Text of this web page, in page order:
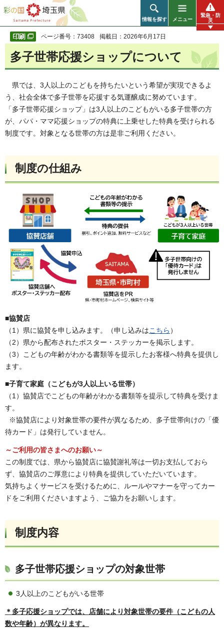
彩の国 埼玉県
情報を探す メニュー
緊急・防
災
ページ番号：73408 掲載日：2026年6月17日
多子世帯応援ショップについて
県では、3人以上のこどもを持ちたいという希望が実現できるよ
う、社会全体で多子世帯を応援する気運醸成に努めています。
「多子世帯応援ショップ」は3人以上のこどもがいる多子世帯の方
が、パパ・ママ応援ショップの特典に上乗せした特典を受けられる
制度です。対象となる世帯の方は是非ご利用ください。
制度の仕組み
■協賛店
（1）県に協賛を申し込みます。（申し込みはこちら ）
（2）県から配布されたポスター・ステッカーを掲示します。
（3）こどもの年齢がわかる書類等を提示したお客様へ特典を提供し
ます。
■子育て家庭（こどもが3人以上いる世帯）
（1）協賛店でこどもの年齢がわかる書類等を提示して特典を受けま
す。
※協賛店により対象世帯の要件が異なるため、多子世帯向けの「優
待カード」は発行していません。
～ご利用の皆さまへのお願い～
この制度では、県から協賛店に協賛謝礼等は一切お支払しておら
ず、協賛店のご厚意により特典を提供していただいています。
気持ちよくサービスを受けるために、ルールやマナーを守ってカー
ドをご利用くださいますよう、ご協力をお願いします。
制度内容
多子世帯応援ショップの対象世帯
3人以上のこどもがいる世帯
＊多子応援ショップでは、店舗により対象世帯の要件（こどもの人
数や年齢）が異なります。